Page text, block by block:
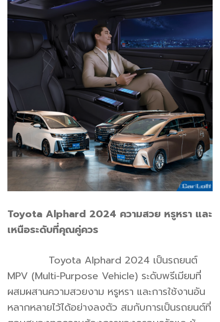
Toyota Alphard 2024 ความสวย หรูหรา และ
เหนือระดับที่คุณคู่ควร
Toyota Alphard 2024 เป็นรถยนต์
MPV (Multi-Purpose Vehicle) ระดับพรีเมียมที่
ผสมผสานความสวยงาม หรูหรา และการใช้งานอัน
หลากหลายไว้ได้อย่างลงตัว สมกับการเป็นรถยนต์ที่